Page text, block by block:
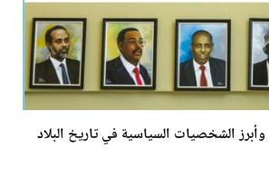
الشخصيات السياسية في تاريخ البلاد